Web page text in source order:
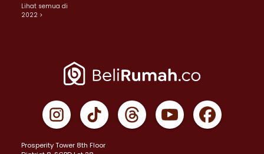
Lihat semua di
2022 >
Prosperity Tower 8th Floor